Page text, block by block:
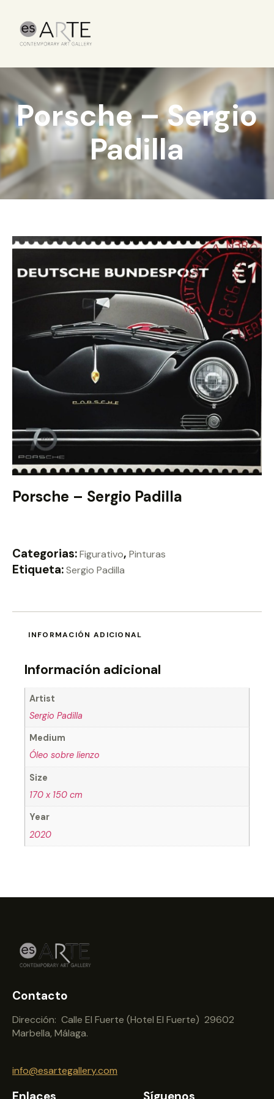
Porsche – Sergio
Padilla
Porsche – Sergio Padilla
Categorias:Figurativo, Pinturas
Etiqueta:Sergio Padilla
INFORMACIÓN ADICIONAL
Información adicional
Artist
Sergio Padilla
Medium
Óleo sobre lienzo
Size
170 x 150 cm
Year
2020
Contacto
Dirección: Calle El Fuerte (Hotel El Fuerte) 29602
Marbella, Málaga.
info@esartegallery.com